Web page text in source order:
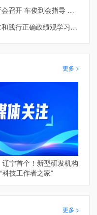
全省警示教育会召开 车俊到会指导 许昆林主持并讲话 王新伟周波熊茂平出席
省委举办树立和践行正确政绩观学习教育第2期读书班暨省委理论学习中心组专题学习会 车俊到会指导 许昆林主持并讲话
更多 >
辽宁首个！新型研发机构
科技工作者之家”
更多 >